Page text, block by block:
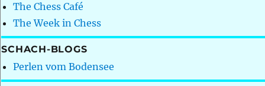
The Chess Café
The Week in Chess
SCHACH-BLOGS
Perlen vom Bodensee